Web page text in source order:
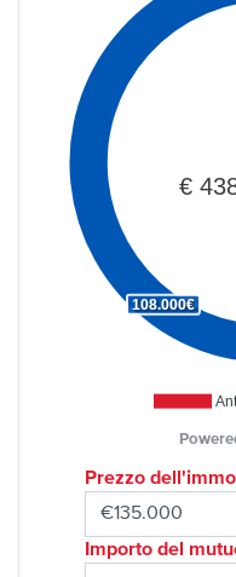
108.000€
€
Prezzo
Importo del